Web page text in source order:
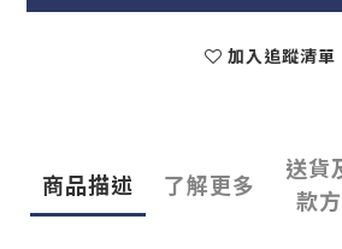
加入追蹤清單
商品描述 了解更多
送貨
款